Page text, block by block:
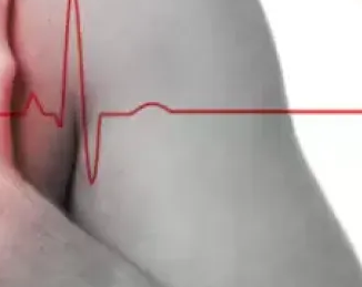
На Что Обратить Внимание